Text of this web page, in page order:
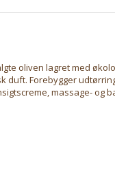
oliven lagret med
Forebygger
massage- og